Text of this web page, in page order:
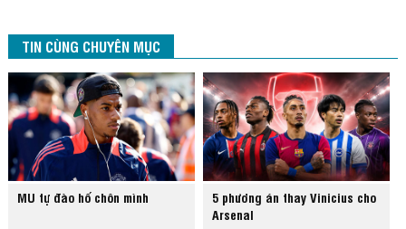
TIN CÙNG CHUYÊN MỤC
MU tự đào hố chôn mình
5 phương án thay Vinicius cho
Arsenal